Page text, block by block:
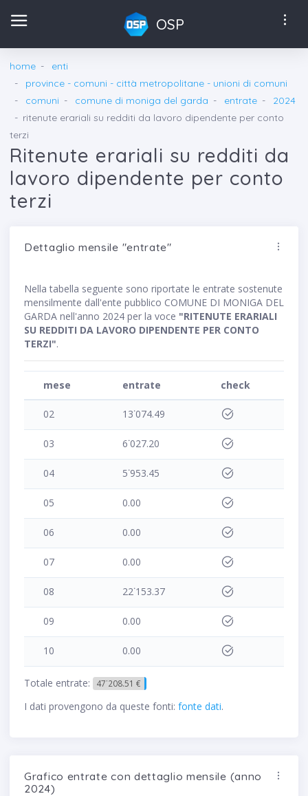
OSP
home
enti
province - comuni - città metropolitane - unioni di comuni
comuni
comune di moniga del garda entrate
2024
ritenute erariali su redditi da lavoro dipendente per conto
terzi
Ritenute erariali su redditi da
lavoro dipendente per conto
terzi
Dettaglio mensile "entrate"
Nella tabella seguente sono riportate le entrate sostenute
mensilmente dall'ente pubblico COMUNE DI MONIGA DEL
GARDA nell'anno 2024 per la voce "RITENUTE ERARIALI
SU REDDITI DA LAVORO DIPENDENTE PER CONTO
TERZI".
mese entrate check
02 13˙074.49
03 6˙027.20
04 5˙953.45
05 0.00
06 0.00
07 0.00
08 22˙153.37
09 0.00
10 0.00
Totale entrate: 47˙208.51 €
I dati provengono da queste fonti: fonte dati.
Grafico entrate con dettaglio mensile (anno
2024)